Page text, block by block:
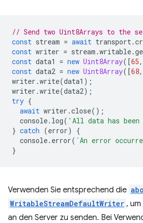
// Send two Uint8Arrays to the
const stream = await transport.
const writer = stream .writable.
const data1 = new Uint8Array([65,
const data2 = new Uint8Array([68,
writer .write(data1 );
writer .write(data2);
try {
await writer .close();
console. log( 'All data has
} catch (error)
{
console. error( `An error
}
Verwenden Sie entsprechend die
WritableStreamDefaultWriter , um
an den Server zu senden. Bei